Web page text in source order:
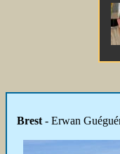
Brest - Erwan